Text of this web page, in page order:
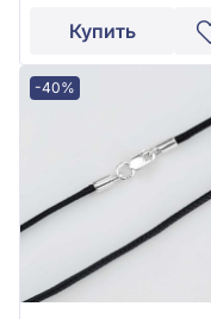
Купить
-40%